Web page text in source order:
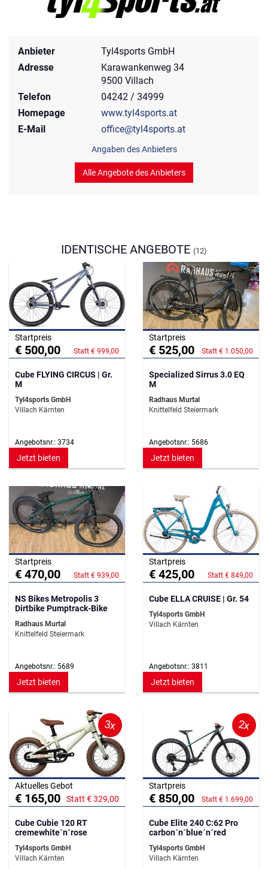
Anbieter
Tyl4sports GmbH
Adresse
Karawankenweg 34
9500 Villach
Telefon
04242 / 34999
Homepage
www.tyl4sports.at
E-Mail
office@tyl4sports.at
Angaben des Anbieters
Alle Angebote des Anbieters
IDENTISCHE ANGEBOTE (12)
Startpreis
€ 500,00 Statt € 999,00
Cube FLYING CIRCUS | Gr.
M
Tyl4sports GmbH
Villach Kärnten
Angebotsnr.: 3734
Jetzt bieten
Startpreis
€ 525,00 Statt € 1.050,00
Specialized Sirrus 3.0 EQ
M
Radhaus Murtal
Knittelfeld Steiermark
Angebotsnr.: 5686
Jetzt bieten
Startpreis
€ 470,00 Statt € 939,00
NS Bikes Metropolis 3
Dirtbike Pumptrack-Bike
Radhaus Murtal
Knittelfeld Steiermark
Angebotsnr.: 5689
Jetzt bieten
Startpreis
€ 425,00 Statt € 849,00
Cube ELLA CRUISE | Gr. 54
Tyl4sports GmbH
Villach Kärnten
Angebotsnr.: 3811
Jetzt bieten
3x
Aktuelles Gebot
€ 165,00 Statt € 329,00
Cube Cubie 120 RT
cremewhite´n´rose
Tyl4sports GmbH
Villach Kärnten
2x
Startpreis
€ 850,00 Statt € 1.699,00
Cube Elite 240 C:62 Pro
carbon´n´blue´n´red
Tyl4sports GmbH
Villach Kärnten